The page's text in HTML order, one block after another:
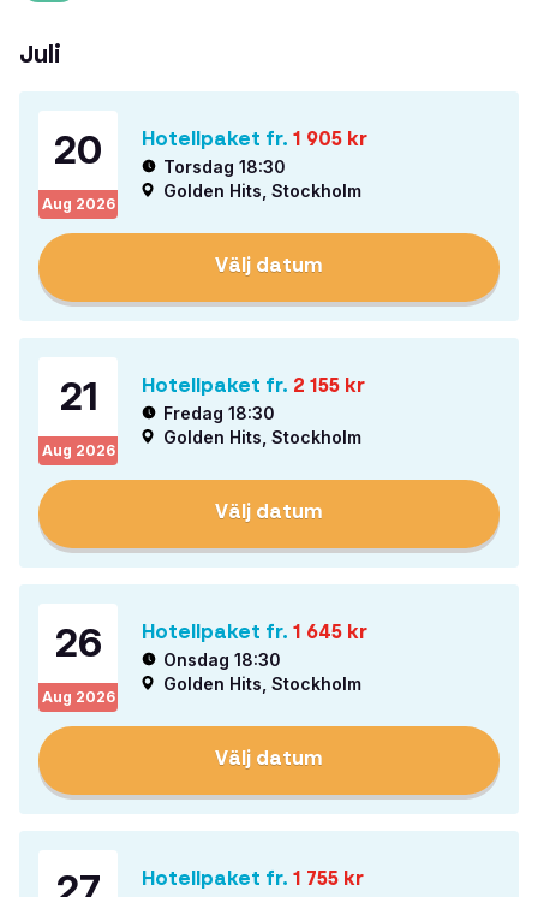
Juli
20
Aug 2026
Hotellpaket fr. 1 905 kr
Torsdag 18:30
Golden Hits, Stockholm
Välj datum
21
Aug 2026
Hotellpaket fr. 2 155 kr
Fredag 18:30
Golden Hits, Stockholm
Välj datum
26
Aug 2026
Hotellpaket fr. 1 645 kr
Onsdag 18:30
Golden Hits, Stockholm
Välj datum
Hotellpaket fr. 1 755 kr